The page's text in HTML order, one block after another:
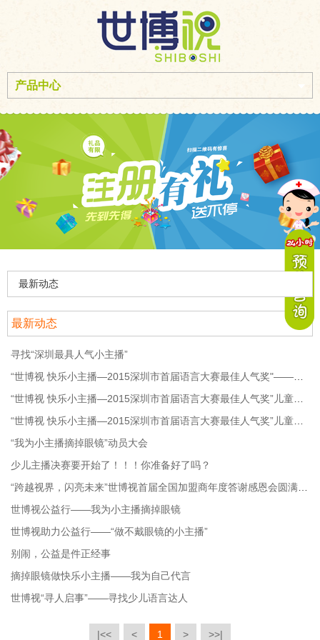
产品中心
最新动态
最新动态
寻找“深圳最具人气小主播”
“我为小主播摘掉眼镜”动员大会
少儿主播决赛要开始了！！！你准备好了吗？
世博视公益行——我为小主播摘掉眼镜
世博视助力公益行——“做不戴眼镜的小主播”
别闹，公益是件正经事
摘掉眼镜做快乐小主播——我为自己代言
世博视“寻人启事”——寻找少儿语言达人
|<< < 1 > >>|